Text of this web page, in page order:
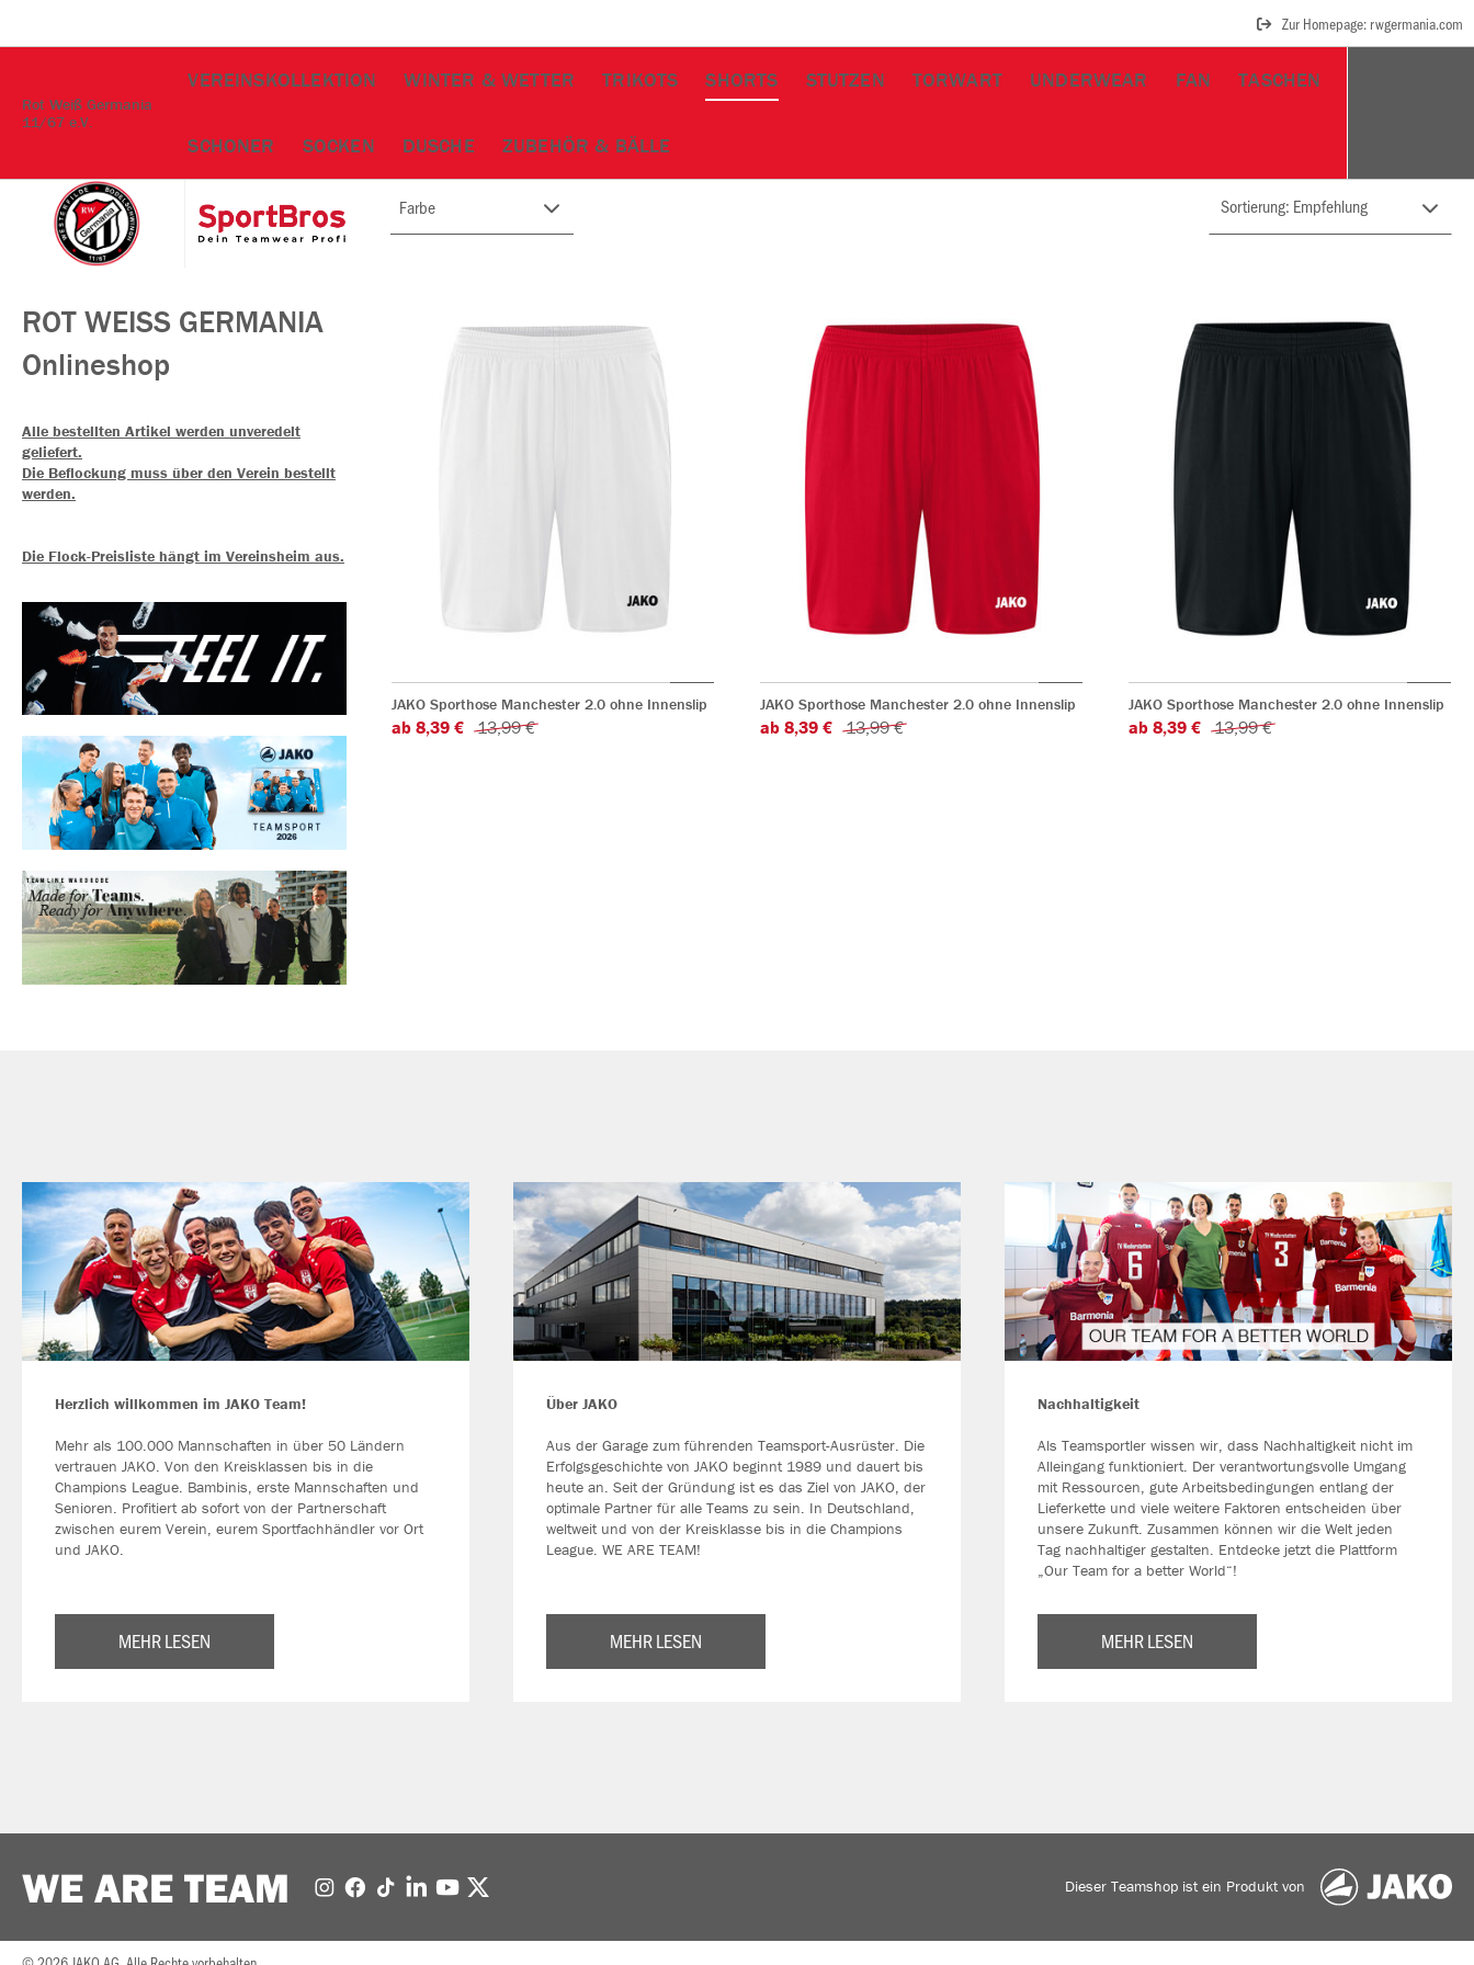
Zur Homepage: rwgermania.com
Rot Weiß Germania
11/67 e.V.
VEREINSKOLLEKTION WINTER & WETTER TRIKOTS SHORTS STUTZEN TORWART UNDERWEAR FAN TASCHEN
SCHONER SOCKEN DUSCHE ZUBEHÖR & BÄLLE
ROT WEISS GERMANIA
Onlineshop
Alle bestellten Artikel werden unveredelt
geliefert.
Die Beflockung muss über den Verein bestellt
werden.
Die Flock-Preisliste hängt im Vereinsheim aus.
Farbe
JAKO Sporthose Manchester 2.0 ohne Innenslip
ab 8,39 € 13,99 €
JAKO Sporthose Manchester 2.0 ohne Innenslip
ab 8,39 € 13,99 €
JAKO Sporthose Manchester 2.0 ohne Innenslip
ab 8,39 € 13,99 €
Herzlich willkommen im JAKO Team!
Mehr als 100.000 Mannschaften in über 50 Ländern
vertrauen JAKO. Von den Kreisklassen bis in die
Champions League. Bambinis, erste Mannschaften und
Senioren. Profitiert ab sofort von der Partnerschaft
zwischen eurem Verein, eurem Sportfachhändler vor Ort
und JAKO.
MEHR LESEN
Über JAKO
Aus der Garage zum führenden Teamsport-Ausrüster. Die
Erfolgsgeschichte von JAKO beginnt 1989 und dauert bis
heute an. Seit der Gründung ist es das Ziel von JAKO, der
optimale Partner für alle Teams zu sein. In Deutschland,
weltweit und von der Kreisklasse bis in die Champions
League. WE ARE TEAM!
MEHR LESEN
Nachhaltigkeit
Als Teamsportler wissen wir, dass Nachhaltigkeit nicht im
Alleingang funktioniert. Der verantwortungsvolle Umgang
mit Ressourcen, gute Arbeitsbedingungen entlang der
Lieferkette und viele weitere Faktoren entscheiden über
unsere Zukunft. Zusammen können wir die Welt jeden
Tag nachhaltiger gestalten. Entdecke jetzt die Plattform
„Our Team for a better World“!
MEHR LESEN
WE ARE TEAM Dieser Teamshop ist ein Produkt von